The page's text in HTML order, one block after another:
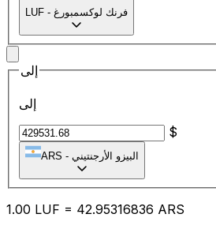
LUF - فرنك لوكسمبورغ
إلى
إلى
$
ARS - البيزو الأرجنتيني
1.00 LUF = 42.95316836 ARS